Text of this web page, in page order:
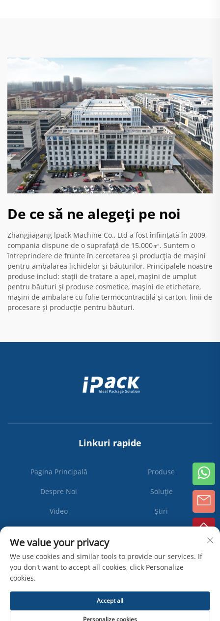
De ce să ne alegeți pe noi
Zhangjiagang lpack Machine Co., Ltd a fost înființată în 2009,
compania dispune de o suprafață de 15.000㎡. Suntem o
întreprindere de frunte în cercetarea și producția de mașini
pentru ambalarea lichidelor și băuturilor. Principalele noastre
produse includ: stații de tratare a apei, mașini de umplut
pentru băuturi și produse cosmetice, mașini de etichetare,
mașini de ambalare cu folie termocontractilă și carton, linii de
procesare și producție pentru băuturi.
Linkuri rapide
Pagina Principală Produse
Despre Noi Soluție
Video Știri
We value your privacy
We use cookies and similar tools to provide our services. If
you don't want to accept all cookies, click Personalize
cookies.
Personalize cookies
Accept all